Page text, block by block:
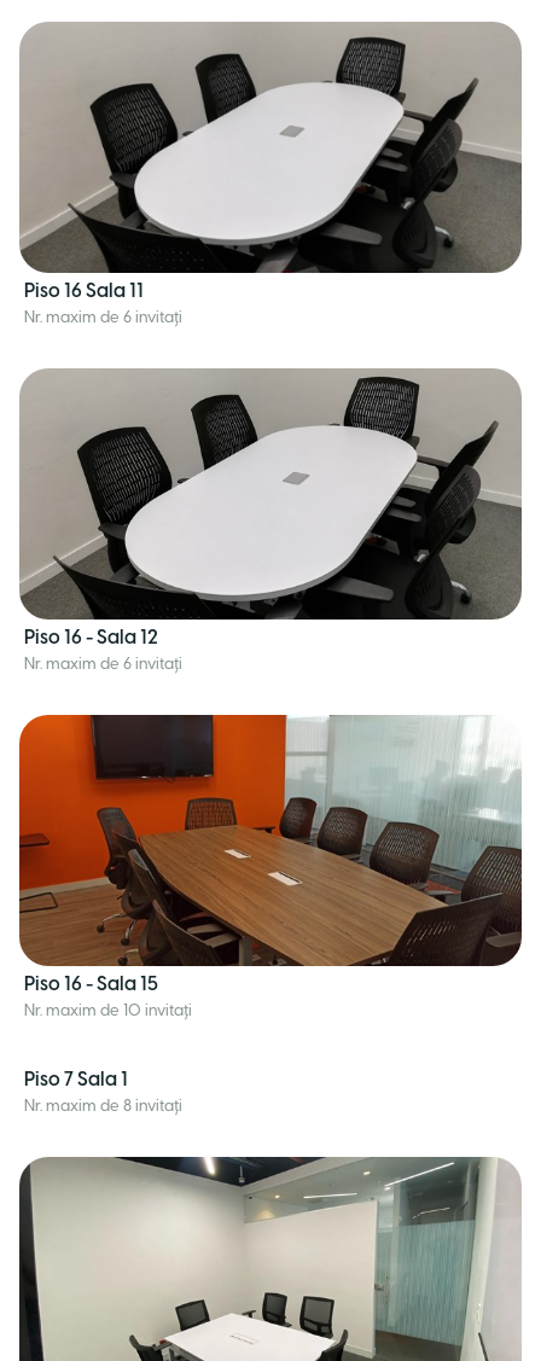
Piso 16 Sala 11
Nr. maxim de 6 invitați
Piso 16 - Sala 12
Nr. maxim de 6 invitați
Piso 16 - Sala 15
Nr. maxim de 10 invitați
Piso 7 Sala 1
Nr. maxim de 8 invitați